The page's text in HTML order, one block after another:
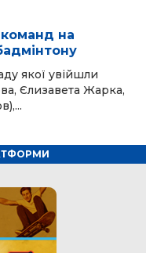
на
якої увійшли
Єлизавета Жарка,